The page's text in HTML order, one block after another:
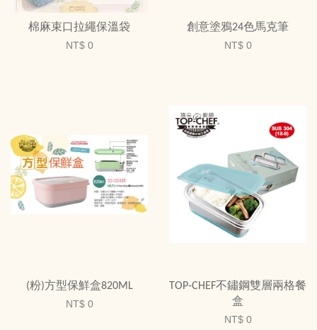
棉麻束口拉繩保溫袋
NT$ 0
創意塗鴉24色馬克筆
NT$ 0
(粉)方型保鮮盒820ML
NT$ 0
TOP-CHEF不鏽鋼雙層兩格餐
盒
NT$ 0